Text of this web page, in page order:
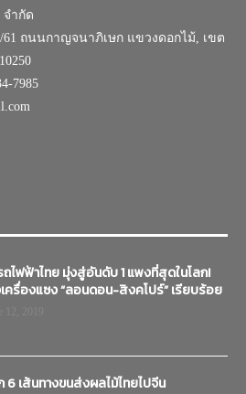
จำกัด
ถนนกาญจนาภิเษก แขวงดอกไม้, เขต
7985
ถไฟฟ้าไทย มุ่งสู่อันดับ 1 แพงที่สุดในโลก!
เครื่องแซง “ลอนดอน-สิงคโปร์” เรียบร้อย
6 เส้นทางขนส่งผลไม้ไทยไปจีน